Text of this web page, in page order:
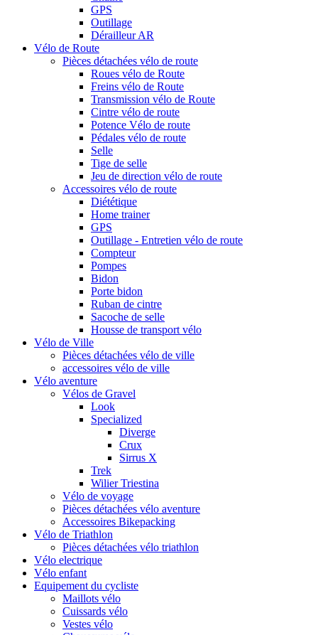
GPS
Outillage
Dérailleur AR
Vélo de Route
Pièces détachées vélo de route
Roues vélo de Route
Freins vélo de Route
Transmission vélo de Route
Cintre vélo de route
Potence Vélo de route
Pédales vélo de route
Selle
Tige de selle
Jeu de direction vélo de route
Accessoires vélo de route
Diététique
Home trainer
GPS
Outillage - Entretien vélo de route
Compteur
Pompes
Bidon
Porte bidon
Ruban de cintre
Sacoche de selle
Housse de transport vélo
Vélo de Ville
Pièces détachées vélo de ville
accessoires vélo de ville
Vélo aventure
Vélos de Gravel
Look
Specialized
Diverge
Crux
Sirrus X
Trek
Wilier Triestina
Vélo de voyage
Pièces détachées vélo aventure
Accessoires Bikepacking
Vélo de Triathlon
Pièces détachées vélo triathlon
Vélo electrique
Vélo enfant
Equipement du cycliste
Maillots vélo
Cuissards vélo
Vestes vélo